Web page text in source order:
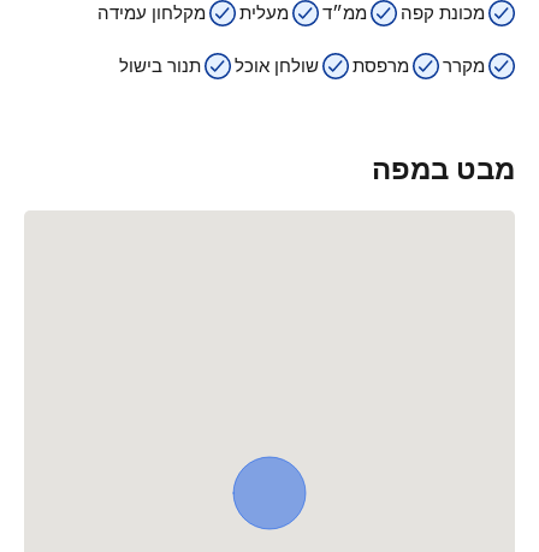
מכונת קפה ממ״ד מעלית מקלחון עמידה
מקרר מרפסת שולחן אוכל תנור בישול
מבט במפה